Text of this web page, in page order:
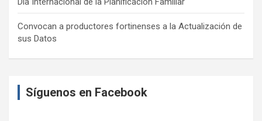
Convocan a productores fortinenses a la Actualización de
sus Datos
Síguenos en Facebook